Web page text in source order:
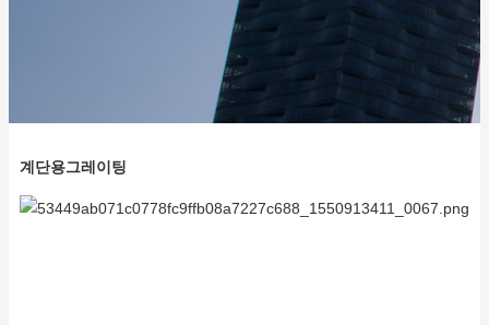
계단용그레이팅